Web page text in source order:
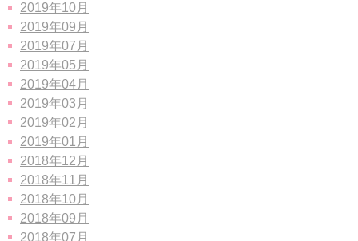
2019年10月
2019年09月
2019年07月
2019年05月
2019年04月
2019年03月
2019年02月
2019年01月
2018年12月
2018年11月
2018年10月
2018年09月
2018年07月